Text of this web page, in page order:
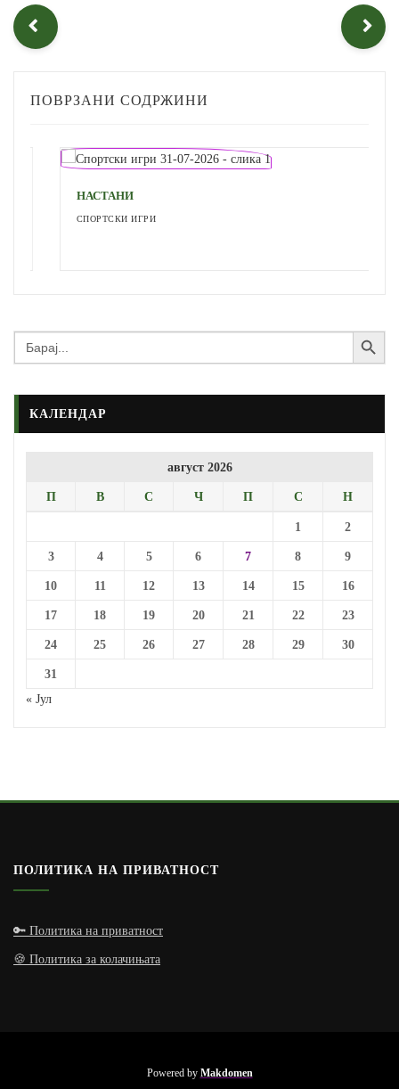
ПОВРЗАНИ СОДРЖИНИ
НАСТАНИ
СПОРТСКИ ИГРИ
Search
for:
Search Button
КАЛЕНДАР
август 2026
П В С Ч П С Н
1 2
3 4 5 6 7 8 9
10 11 12 13 14 15 16
17 18 19 20 21 22 23
24 25 26 27 28 29 30
31
« Јул
ПОЛИТИКА НА ПРИВАТНОСТ
🔑 Политика на приватност
🍪 Политика за колачињата
Powered by Makdomen